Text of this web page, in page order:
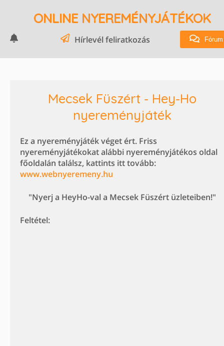
ONLINE NYEREMÉNYJÁTÉKOK
Hírlevél feliratkozás Fórum
Mecsek Füszért - Hey-Ho
nyereményjáték
Ez a nyereményjáték véget ért. Friss
nyereményjátékokat alábbi nyereményjátékos oldal
főoldalán találsz, kattints itt tovább:
www.webnyeremeny.hu
"Nyerj a HeyHo-val a Mecsek Füszért üzleteiben!"
Feltétel: